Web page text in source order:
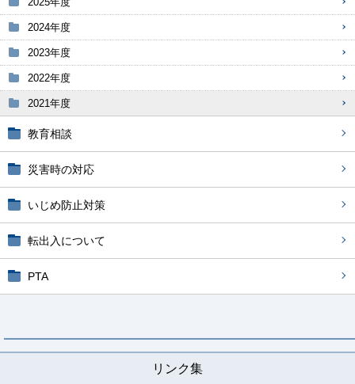
2024年度
2023年度
2022年度
2021年度
教育相談
災害時の対応
いじめ防止対策
転出入について
PTA
リンク集